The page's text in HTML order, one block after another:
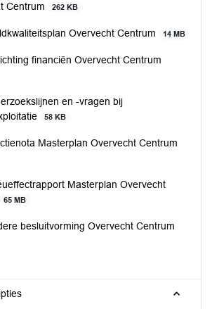
Centrum
262 KB
Overvecht Centrum 14 MB
financiën Overvecht Centrum
en -vragen bij
58 KB
Masterplan Overvecht Centrum
Masterplan Overvecht
65 MB
besluitvorming Overvecht Centrum